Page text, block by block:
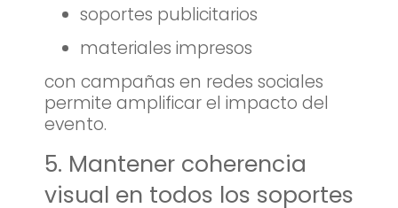
soportes publicitarios
materiales impresos
con campañas en redes sociales
permite amplificar el impacto del
evento.
5. Mantener coherencia
visual en todos los soportes